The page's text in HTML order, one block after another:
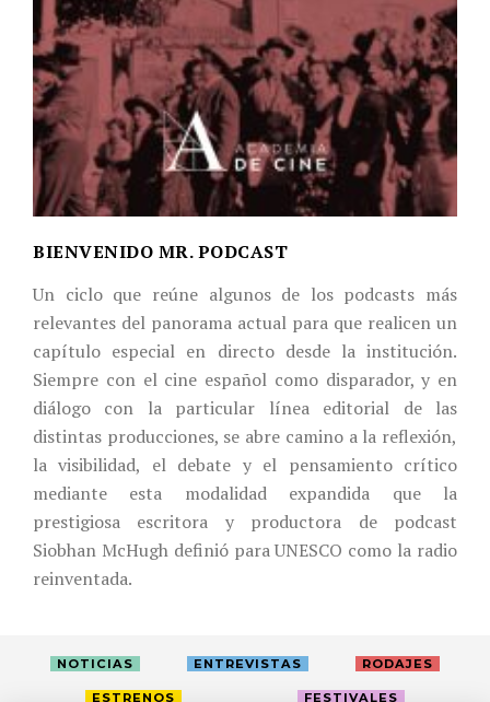
BIENVENIDO MR. PODCAST
Un ciclo que reúne algunos de los podcasts más
relevantes del panorama actual para que realicen un
capítulo especial en directo desde la institución.
Siempre con el cine español como disparador, y en
diálogo con la particular línea editorial de las
distintas producciones, se abre camino a la reflexión,
la visibilidad, el debate y el pensamiento crítico
mediante esta modalidad expandida que la
prestigiosa escritora y productora de podcast
Siobhan McHugh definió para UNESCO como la radio
reinventada.
NOTICIAS ENTREVISTAS RODAJES
ESTRENOS FESTIVALES